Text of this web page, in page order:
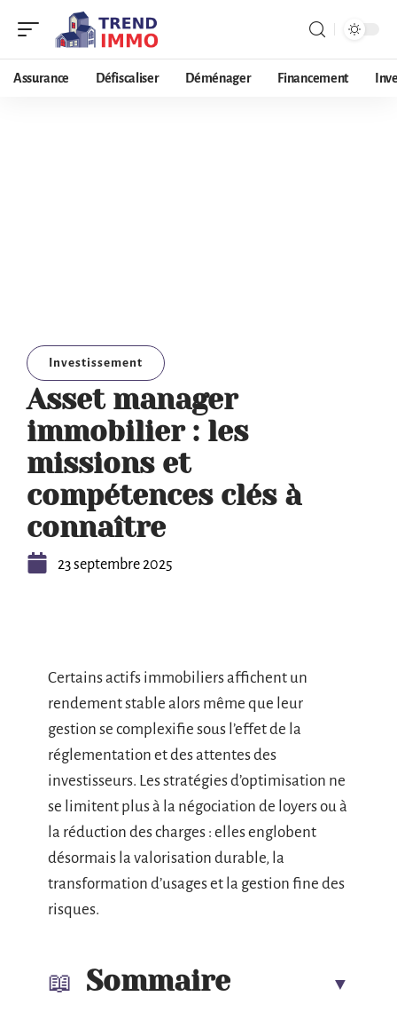
Assurance Défiscaliser Déménager Financement
Investissement
Asset manager
immobilier : les
missions et
compétences clés à
connaître
23 septembre 2025
Certains actifs immobiliers affichent un
rendement stable alors même que leur
gestion se complexifie sous l’effet de la
réglementation et des attentes des
investisseurs. Les stratégies d’optimisation ne
se limitent plus à la négociation de loyers ou à
la réduction des charges : elles englobent
désormais la valorisation durable, la
transformation d’usages et la gestion fine des
risques.
Sommaire